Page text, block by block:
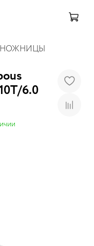
НОЖНИЦЫ
6.0